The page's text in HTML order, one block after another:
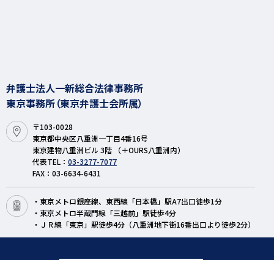
弁護士法人一新総合法律事務所
東京事務所（東京弁護士会所属）
〒103-0028
東京都中央区八重洲一丁目4番16号
東京建物八重洲ビル 3階 （＋OURS八重洲内）
代表TEL： 03-3277-7077
FAX：03-6634-6431
・東京メトロ銀座線、東西線「日本橋」駅A7出口徒歩1分
・東京メトロ半蔵門線「三越前」駅徒歩4分
・ＪＲ線「東京」駅徒歩4分（八重洲地下街16番出口より徒歩2分）